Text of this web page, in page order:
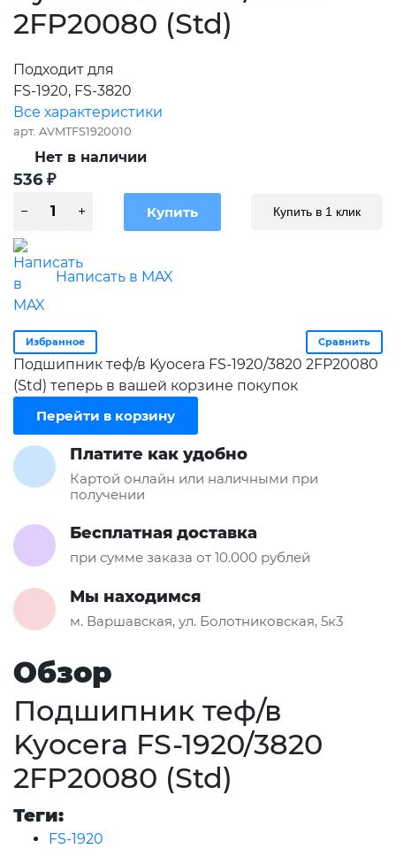
2FP20080 (Std)
Подходит для
FS-1920, FS-3820
Все характеристики
арт. AVMTFS1920010
Нет в наличии
536 ₽
Купить в 1 клик
Написать в MAX
Избранное Сравнить
Подшипник теф/в Kyocera FS-1920/3820 2FP20080
(Std) теперь в вашей корзине покупок
Перейти в корзину
Платите как удобно
Картой онлайн или наличными при
получении
Бесплатная доставка
при сумме заказа от 10.000 рублей
Мы находимся
м. Варшавская, ул. Болотниковская, 5к3
Обзор
Подшипник теф/в
Kyocera FS-1920/3820
2FP20080 (Std)
Теги:
FS-1920